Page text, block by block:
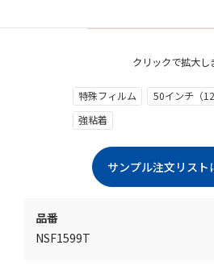
クリックで拡大し
特殊フィルム
50インチ（
強粘着
品番
NSF1599T